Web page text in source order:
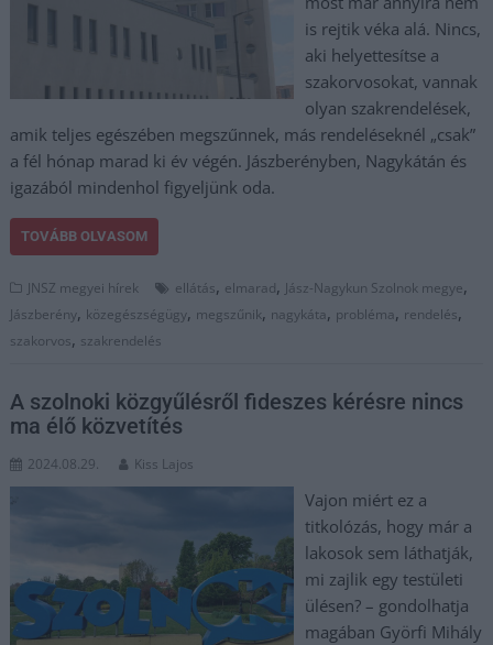
is rejtik véka alá. Nincs,
aki helyettesítse a
szakorvosokat, vannak
olyan szakrendelések,
amik teljes egészében megszűnnek, más rendeléseknél „csak”
a fél hónap marad ki év végén. Jászberényben, Nagykátán és
igazából mindenhol figyeljünk oda.
TOVÁBB OLVASOM
JNSZ megyei hírek ellátás, elmarad, Jász-Nagykun Szolnok megye,
Jászberény, közegészségügy, megszűnik, nagykáta, probléma, rendelés,
szakorvos, szakrendelés
A szolnoki közgyűlésről fideszes kérésre nincs
ma élő közvetítés
2024.08.29. Kiss Lajos
Vajon miért ez a
titkolózás, hogy már a
lakosok sem láthatják,
mi zajlik egy testületi
ülésen? – gondolhatja
magában Györfi Mihály